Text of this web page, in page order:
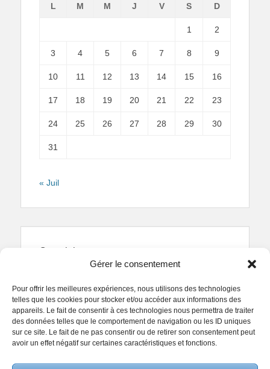
Gérer le consentement
Pour offrir les meilleures expériences, nous utilisons des technologies
telles que les cookies pour stocker et/ou accéder aux informations des
appareils. Le fait de consentir à ces technologies nous permettra de traiter
des données telles que le comportement de navigation ou les ID uniques
sur ce site. Le fait de ne pas consentir ou de retirer son consentement peut
avoir un effet négatif sur certaines caractéristiques et fonctions.
L M M J V S D
1 2
3 4 5 6 7 8 9
10 11 12 13 14 15 16
17 18 19 20 21 22 23
24 25 26 27 28 29 30
31
« Juil
Copyright
Reproduction interdite.Textes et photographies
© Regards Parisiens 2011-2026.